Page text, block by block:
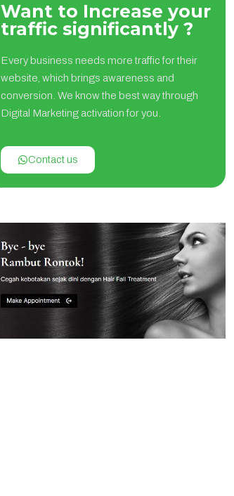
Want to Increase your
traffic significantly ?
Every business needs more traffic for their
website, which brings awareness and
conversion. We know the best way through
Digital Marketing activation for you.
Contact us